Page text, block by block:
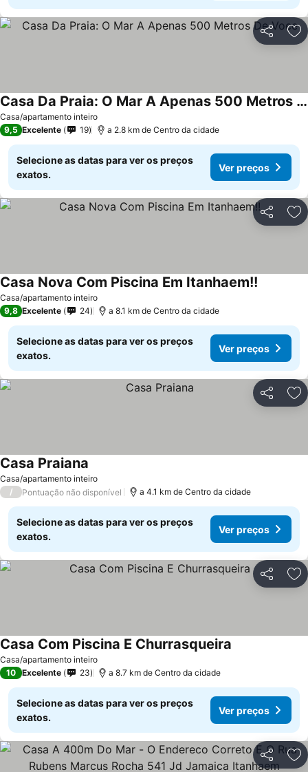
Partilhar
Casa/apartamento inteiro
Casa Da Praia: O Mar A Apenas 500 Metros De Voce
Ver preços
9,5 Excelente 19 a 2.8 km de Centro da cidade
Selecione as datas para ver os preços
exatos.
Ver preços
Partilhar
Casa/apartamento inteiro
Casa Nova Com Piscina Em Itanhaem!!
9,8 Excelente 24 a 8.1 km de Centro da cidade
Selecione as datas para ver os preços
exatos.
Ver preços
Partilhar
Casa/apartamento inteiro
Casa Praiana
/ Pontuação não disponível a 4.1 km de Centro da cidade
Selecione as datas para ver os preços
exatos.
Ver preços
Partilhar
Casa/apartamento inteiro
Casa Com Piscina E Churrasqueira
10 Excelente 23 a 8.7 km de Centro da cidade
Selecione as datas para ver os preços
exatos.
Ver preços
Partilhar